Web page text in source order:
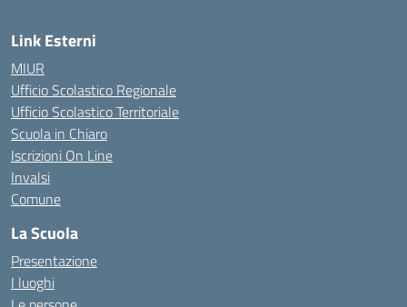
Link Esterni
MIUR
Ufficio Scolastico Regionale
Ufficio Scolastico Territoriale
Scuola in Chiaro
Iscrizioni On Line
Invalsi
Comune
La Scuola
Presentazione
I luoghi